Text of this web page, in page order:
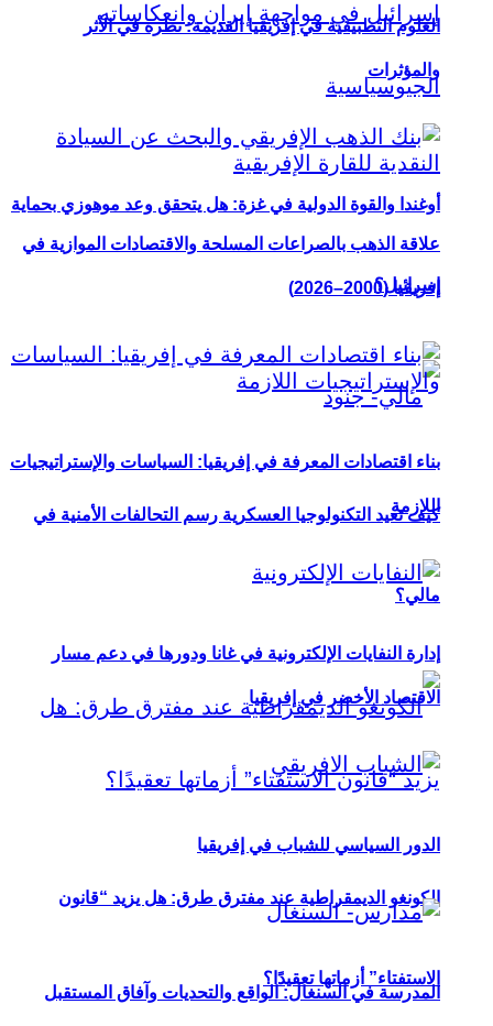
أوغندا والقوة الدولية في غزة: هل يتحقق وعد موهوزي بحماية
إسرائيل؟
كيف تعيد التكنولوجيا العسكرية رسم التحالفات الأمنية في
مالي؟
الكونغو الديمقراطية عند مفترق طرق: هل يزيد “قانون
الاستفتاء” أزماتها تعقيدًا؟
العلوم التطبيقية في إفريقيا القديمة: نظرة في الأثر
والمؤثرات
علاقة الذهب بالصراعات المسلحة والاقتصادات الموازية في
إفريقيا (2000–2026)
بناء اقتصادات المعرفة في إفريقيا: السياسات والإستراتيجيات
اللازمة
إدارة النفايات الإلكترونية في غانا ودورها في دعم مسار
الاقتصاد الأخضر في إفريقيا
الدور السياسي للشباب في إفريقيا
المدرسة في السنغال: الواقع والتحديات وآفاق المستقبل